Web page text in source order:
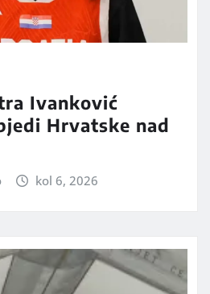
Ivanković
Hrvatske nad
kol 6, 2026